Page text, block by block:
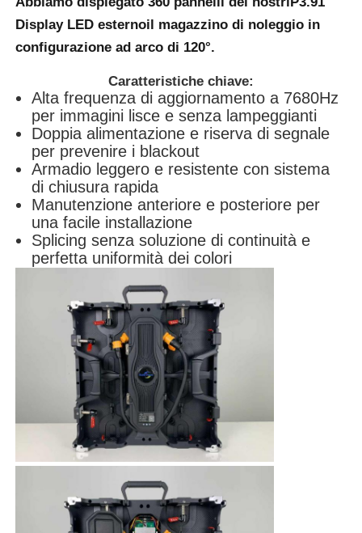
Display LED esternoil magazzino di noleggio in
configurazione ad arco di 120°.
Caratteristiche chiave:
Alta frequenza di aggiornamento a 7680Hz
per immagini lisce e senza lampeggianti
Doppia alimentazione e riserva di segnale
per prevenire i blackout
Armadio leggero e resistente con sistema
di chiusura rapida
Manutenzione anteriore e posteriore per
una facile installazione
Splicing senza soluzione di continuità e
perfetta uniformità dei colori